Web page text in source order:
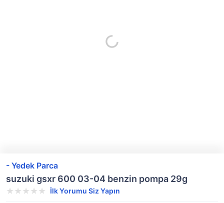
- Yedek Parca
suzuki gsxr 600 03-04 benzin pompa 29g
İlk Yorumu Siz Yapın